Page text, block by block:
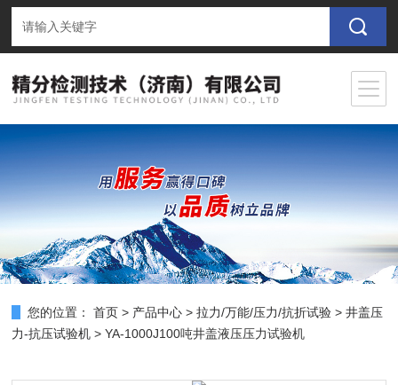
您的位置： 首页 > 产品中心 >拉力/万能/压力/抗折试验 >井盖压
力-抗压试验机 > YA-1000J100吨井盖液压压力试验机